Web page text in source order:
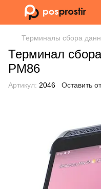
Терминалы сбора
Терминал
PM86
Артикул: 2046 Оставить